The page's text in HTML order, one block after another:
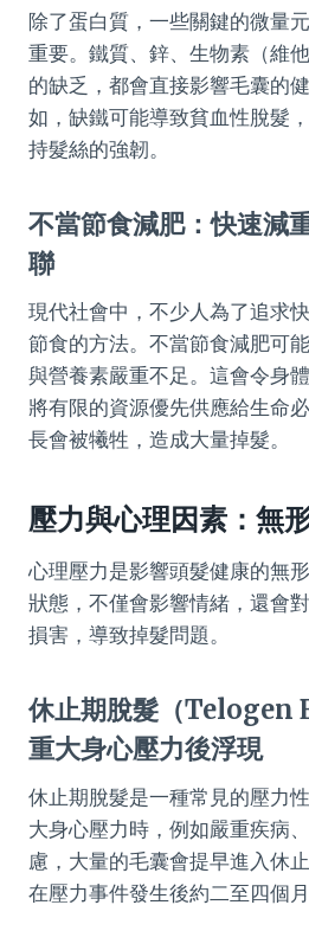
除了蛋白質，一些關鍵的微量
重要。鐵質、鋅、生物素（維
的缺乏，都會直接影響毛囊的
如，缺鐵可能導致貧血性脫髮
持髮絲的強韌。
不當節食減肥：快速減
聯
現代社會中，不少人為了追求
節食的方法。不當節食減肥可
與營養素嚴重不足。這會令身
將有限的資源優先供應給生命
長會被犧牲，造成大量掉髮。
壓力與心理因素：無
心理壓力是影響頭髮健康的無
狀態，不僅會影響情緒，還會
損害，導致掉髮問題。
休止期脫髮（Telogen
重大身心壓力後浮現
休止期脫髮是一種常見的壓力
大身心壓力時，例如嚴重疾病
慮，大量的毛囊會提早進入休
在壓力事件發生後約二至四個